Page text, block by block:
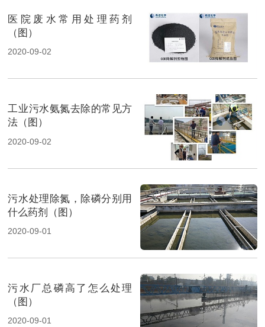
医院废水常用处理药剂
（图）
2020-09-02
工业污水氨氮去除的常见方
法（图）
2020-09-02
污水处理除氮，除磷分别用
什么药剂（图）
2020-09-01
污水厂总磷高了怎么处理
（图）
2020-09-01